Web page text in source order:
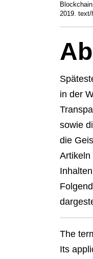
2019. text/
in der
sowie
die
Artikeln
The
Its